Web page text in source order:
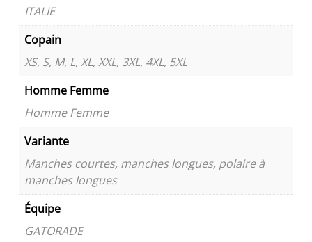
ITALIE
Copain
XS, S, M, L, XL, XXL, 3XL, 4XL, 5XL
Homme Femme
Homme Femme
Variante
Manches courtes, manches longues, polaire à
manches longues
Équipe
GATORADE